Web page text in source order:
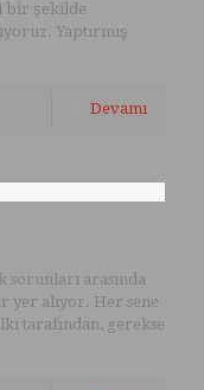
bir şekilde
Yaptırmış
Devamı
sorunları arasında
yer alıyor. Her sene
tarafından, gerekse